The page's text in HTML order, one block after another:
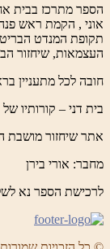
הספר מתרכז בבית
אוני , הקמת ראש
העצמאות, שיחזור
חובה לכל מתעניין
בית דני – קורותיו
אתר שיחזור מושבת
מחבר: אורי בירן
לרכישת הספר נא